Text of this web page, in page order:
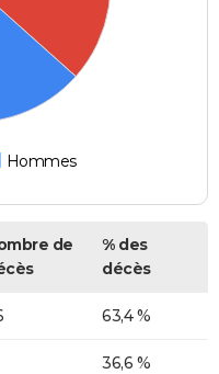
Hommes
de
% des
décès
63,4 %
36,6 %